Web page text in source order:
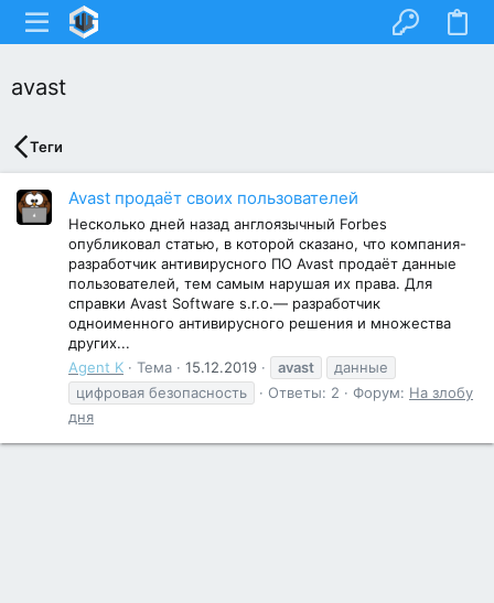
avast
Теги
Avast продаёт своих пользователей
Несколько дней назад англоязычный Forbes
опубликовал статью, в которой сказано, что компания-
разработчик антивирусного ПО Avast продаёт данные
пользователей, тем самым нарушая их права. Для
справки Avast Software s.r.o.— разработчик
одноименного антивирусного решения и множества
других...
Agent K
Тема 15.12.2019 avast
данные
цифровая безопасность
Ответы: 2 Форум: На злобу
дня